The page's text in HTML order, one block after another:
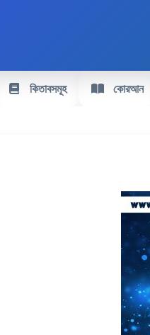
কিতাবসমূহ কোরআন